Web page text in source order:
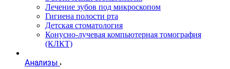
Лечение зубов под микроскопом
Гигиена полости рта
Детская стоматология
Конусно-лучевая компьютерная томография
(КЛКТ)
Анализы